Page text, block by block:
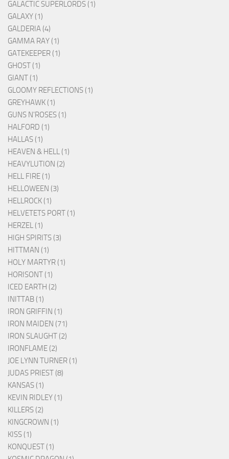
GALACTIC SUPERLORDS (1)
GALAXY (1)
GALDERIA (4)
GAMMA RAY (1)
GATEKEEPER (1)
GHOST (1)
GIANT (1)
GLOOMY REFLECTIONS (1)
GREYHAWK (1)
GUNS N'ROSES (1)
HALFORD (1)
HALLAS (1)
HEAVEN & HELL (1)
HEAVYLUTION (2)
HELL FIRE (1)
HELLOWEEN (3)
HELLROCK (1)
HELVETETS PORT (1)
HERZEL (1)
HIGH SPIRITS (3)
HITTMAN (1)
HOLY MARTYR (1)
HORISONT (1)
ICED EARTH (2)
INITTAB (1)
IRON GRIFFIN (1)
IRON MAIDEN (71)
IRON SLAUGHT (2)
IRONFLAME (2)
JOE LYNN TURNER (1)
JUDAS PRIEST (8)
KANSAS (1)
KEVIN RIDLEY (1)
KILLERS (2)
KINGCROWN (1)
KISS (1)
KONQUEST (1)